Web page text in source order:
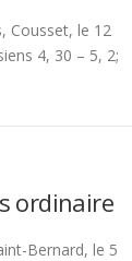
Cousset, le 12
4, 30 – 5, 2;
ordinaire
Bernard, le 5